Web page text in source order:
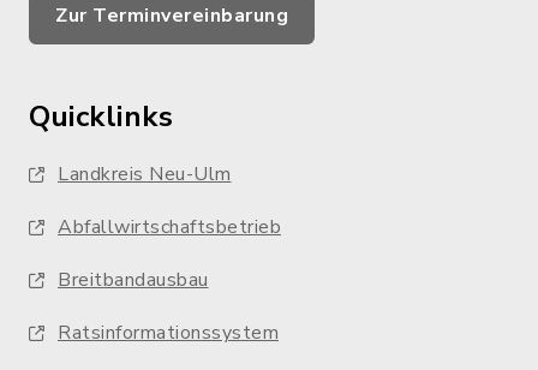
Zur Terminvereinbarung
Quicklinks
Landkreis Neu-Ulm
Abfallwirtschaftsbetrieb
Breitbandausbau
Ratsinformationssystem